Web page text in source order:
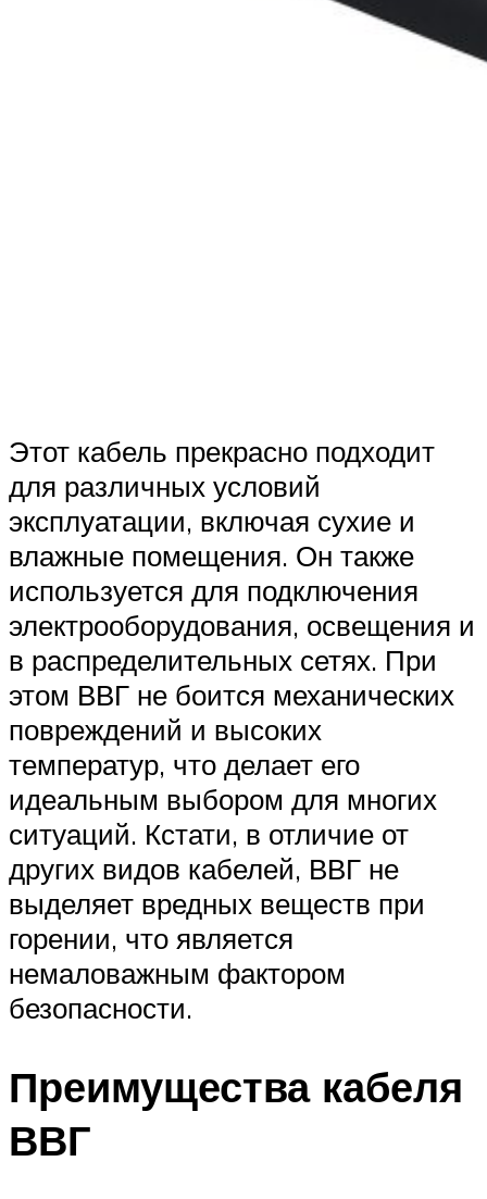
Этот кабель прекрасно подходит
для различных условий
эксплуатации, включая сухие и
влажные помещения. Он также
используется для подключения
электрооборудования, освещения и
в распределительных сетях. При
этом ВВГ не боится механических
повреждений и высоких
температур, что делает его
идеальным выбором для многих
ситуаций. Кстати, в отличие от
других видов кабелей, ВВГ не
выделяет вредных веществ при
горении, что является
немаловажным фактором
безопасности.
Преимущества кабеля
ВВГ